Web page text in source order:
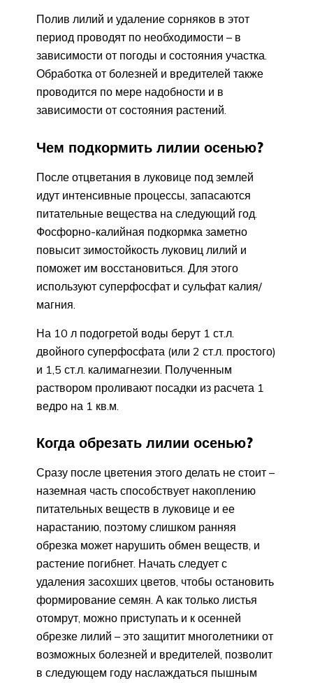
Полив лилий и удаление сорняков в этот
период проводят по необходимости – в
зависимости от погоды и состояния участка.
Обработка от болезней и вредителей также
проводится по мере надобности и в
зависимости от состояния растений.
Чем подкормить лилии осенью?
После отцветания в луковице под землей
идут интенсивные процессы, запасаются
питательные вещества на следующий год.
Фосфорно-калийная подкормка заметно
повысит зимостойкость луковиц лилий и
поможет им восстановиться. Для этого
используют суперфосфат и сульфат калия/
магния.
На 10 л подогретой воды берут 1 ст.л.
двойного суперфосфата (или 2 ст.л. простого)
и 1,5 ст.л. калимагнезии. Полученным
раствором проливают посадки из расчета 1
ведро на 1 кв.м.
Когда обрезать лилии осенью?
Сразу после цветения этого делать не стоит –
наземная часть способствует накоплению
питательных веществ в луковице и ее
нарастанию, поэтому слишком ранняя
обрезка может нарушить обмен веществ, и
растение погибнет. Начать следует с
удаления засохших цветов, чтобы остановить
формирование семян. А как только листья
отомрут, можно приступать и к осенней
обрезке лилий – это защитит многолетники от
возможных болезней и вредителей, позволит
в следующем году наслаждаться пышным